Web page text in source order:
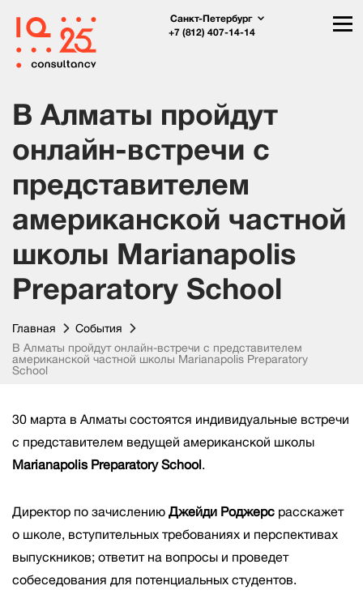
Санкт-Петербург
+7 (812) 407-14-14
В Алматы пройдут
онлайн-встречи с
представителем
американской частной
школы Marianapolis
Preparatory School
Главная
События
В Алматы пройдут онлайн-встречи с представителем
американской частной школы Marianapolis Preparatory
School
30 марта в Алматы состоятся индивидуальные встречи
с представителем ведущей американской школы
Marianapolis Preparatory School.
Директор по зачислениюДжейди Роджерс расскажет
о школе, вступительных требованиях и перспективах
выпускников; ответит на вопросы и проведет
собеседования для потенциальных студентов.